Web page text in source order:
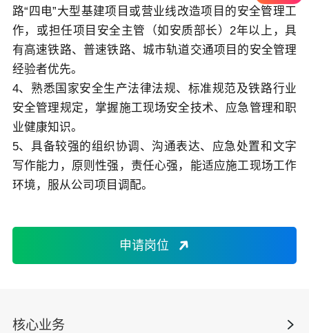
路“四电”大型基建项目或营业线改造项目的安全管理工
作，或担任项目安全主管（如安质部长）2年以上，具
有高速铁路、普速铁路、城市轨道交通项目的安全管理
经验者优先。
4、熟悉国家安全生产法律法规、标准规范及铁路行业
安全管理规定，掌握施工现场安全技术、应急管理和职
业健康知识。
5、具备较强的组织协调、沟通表达、应急处置和文字
写作能力，原则性强，责任心强，能适应施工现场工作
环境，服从公司项目调配。
申请岗位
核心业务